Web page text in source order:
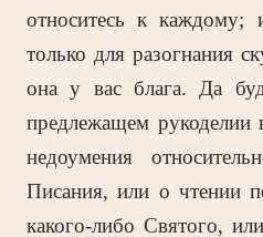
относитесь к каждому;
только для разогнания
она у вас блага. Да
предлежащем
недоумения
Писания, или о чтении
какого-либо Святого,